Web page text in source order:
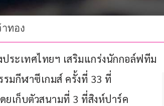
ทอง
ะเทศไทยฯ เสริมแกร่งนักกอล์ฟทีม
มกีฬาซีเกมส์ ครั้งที่ 33 ที่
ยเก็บตัวสนามที่ 3 ที่สิงห์ปาร์ค